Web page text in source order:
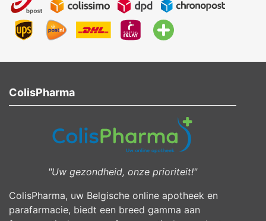
ColisPharma
"Uw gezondheid, onze prioriteit!"
ColisPharma, uw Belgische online apotheek en
parafarmacie, biedt een breed gamma aan